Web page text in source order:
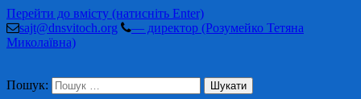
Перейти до вмісту (натисніть Enter)
sajt@dnsvitoch.org
— директор (Розумейко Тетяна
Миколаївна)
Пошук: